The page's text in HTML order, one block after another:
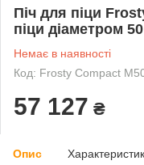
Піч для піци
піци діаметром
Немає в наявності
Код: Frosty Compact
57 127 ₴
Опис